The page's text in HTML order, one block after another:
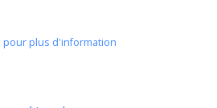
pour plus d'information